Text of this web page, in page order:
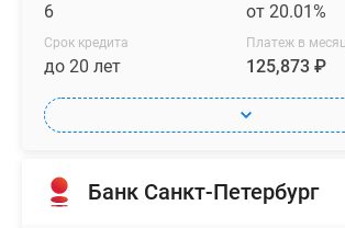
6 от 20.01%
Срок кредита
до 20 лет
Платеж в
125,873 ₽
Банк Санкт-Петербург